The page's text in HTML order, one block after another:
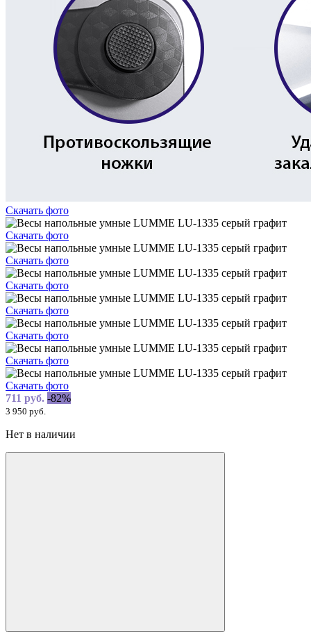
Скачать фото
Скачать фото
Скачать фото
Скачать фото
Скачать фото
Скачать фото
Скачать фото
Скачать фото
711 руб. -82%
3 950 руб.
Нет в наличии